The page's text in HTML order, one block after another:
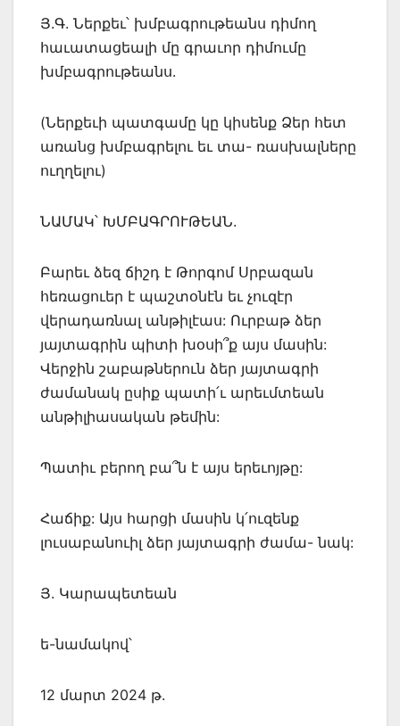
Յ.Գ. Ներքեւ՝ խմբագրութեանս դիմող
հաւատացեալի մը գրաւոր դիմումը
խմբագրութեանս.
(Ներքեւի պատգամը կը կիսենք Ձեր հետ
առանց խմբագրելու եւ տա- ռասխալները
ուղղելու)
ՆԱՄԱԿ՝ ԽՄԲԱԳՐՈՒԹԵԱՆ.
Բարեւ ձեզ ճիշդ է Թորգոմ Սրբազան
հեռացուեր է պաշտօնէն եւ չուզէր
վերադառնալ անթիլէաս: Ուրբաթ ձեր
յայտագրին պիտի խօսի՞ք այս մասին:
Վերջին շաբաթներուն ձեր յայտագրի
ժամանակ ըսիք պատի՛ւ արեւմտեան
անթիլիասական թեմին:
Պատիւ բերող բա՞ն է այս երեւոյթը:
Հաճիք: Այս հարցի մասին կ՛ուզենք
լուսաբանուիլ ձեր յայտագրի ժամա- նակ:
Յ. Կարապետեան
ե-նամակով՝
12 մարտ 2024 թ.